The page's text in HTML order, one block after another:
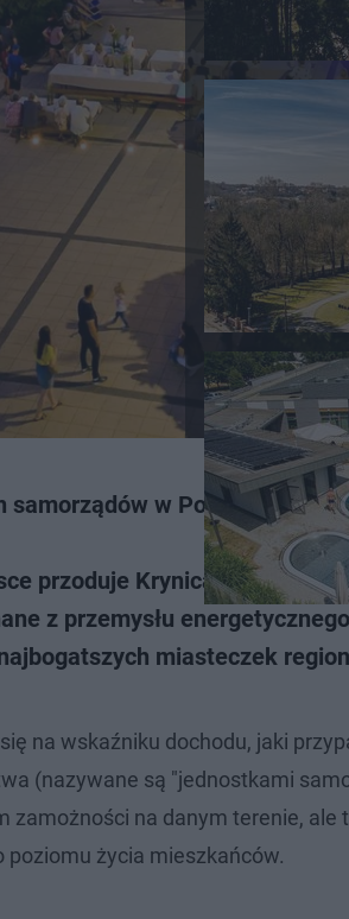
samorządów w Polsce i
przoduje Krynica Morska.
z przemysłu
miasteczek
na wskaźniku dochodu, jaki
(nazywane są "jednostkami
na danym terenie, ale
poziomu życia mieszkańców.